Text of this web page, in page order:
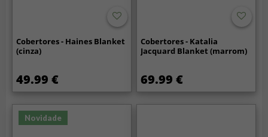
Cobertores - Haines Blanket
(cinza)
49.99 €
Cobertores - Katalia
Jacquard Blanket (marrom)
69.99 €
Novidade